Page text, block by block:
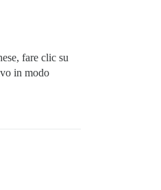
fare clic su
in modo